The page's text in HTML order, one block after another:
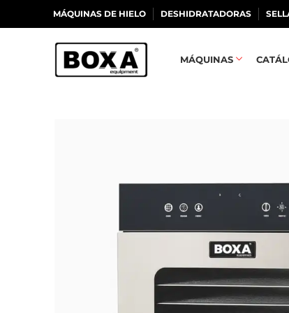
MÁQUINAS DE HIELO DESHIDRATADORAS
MÁQUINAS